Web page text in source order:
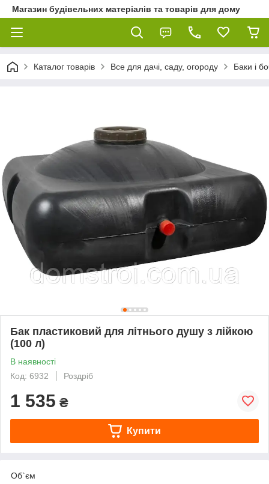
Магазин будівельних матеріалів та товарів для дому
Каталог товарів Все для дачі, саду, огороду Баки і
Бак пластиковий для літнього душу з лійкою
(100 л)
В наявності
Код: 6932
Роздріб
1 535 ₴
Купити
Об`єм